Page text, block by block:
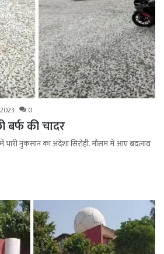
0
बर्फ की चादर
नुकसान का अंदेशा सिरोही. मौसम में आए बदलाव